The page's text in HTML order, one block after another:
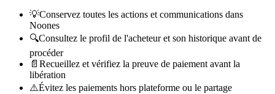
💡Conservez toutes les actions et communications dans
Noones
🔍Consultez le profil de l'acheteur et son historique avant de
procéder
📄 Recueillez et vérifiez la preuve de paiement avant la
libération
⚠️Évitez les paiements hors plateforme ou le partage